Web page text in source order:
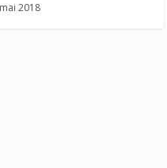
2018